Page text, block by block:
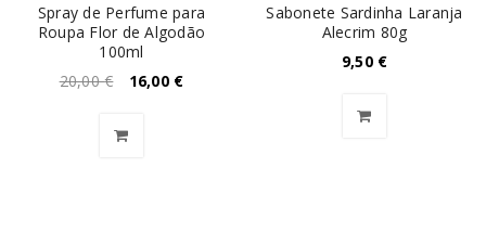
Spray de Perfume para
Roupa Flor de Algodão
100ml
20,00€ 16,00 €
Sabonete Sardinha Laranja
Alecrim 80g
9,50 €